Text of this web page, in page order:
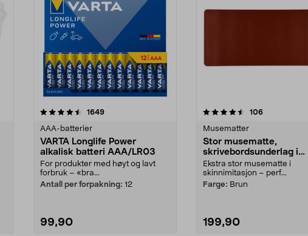
1649anmeldelser
AAA-batterier
VARTA Longlife Power
alkalisk batteri AAA/LR03
For produkter med høyt og lavt
forbruk – «bra...
Antall per forpakning: 12
99,90
4.5av 5 stjerner 106anmeldelser
Musematter
Stor musematte,
skrivebordsunderlag i
skinnimitasjon 90 × 40
Ekstra stor musematte i
skinnimitasjon – perf...
Farge: Brun
199,90
4.5av 5 stjerner